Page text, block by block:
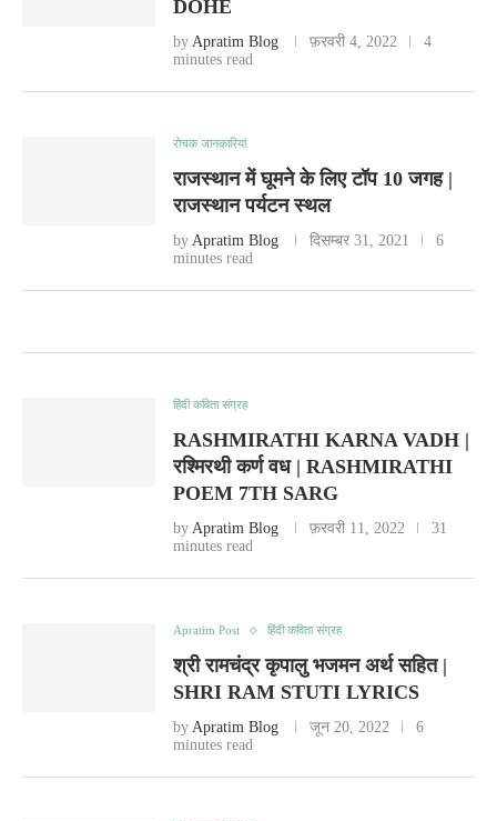
DOHE
by Apratim Blog फ़रवरी 4, 2022
4
minutes read
रोचक जानकारियां
राजस्थान में घूमने के लिए टॉप 10 जगह |
राजस्थान पर्यटन स्थल
by Apratim Blog दिसम्बर 31, 2021
6
minutes read
हिंदी कविता संग्रह
RASHMIRATHI KARNA VADH |
रश्मिरथी कर्ण वध | RASHMIRATHI
POEM 7TH SARG
by Apratim Blog फ़रवरी 11, 2022
31
minutes read
Apratim Post हिंदी कविता संग्रह
श्री रामचंद्र कृपालु भजमन अर्थ सहित |
SHRI RAM STUTI LYRICS
by Apratim Blog जून 20, 2022
6
minutes read